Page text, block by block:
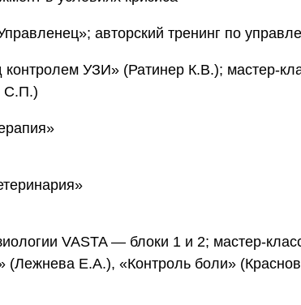
авторский тренинг по
УЗИ» (Ратинер К.В.); мастер-
С.П.)
VASTA — блоки 1 и 2; мастер-
(Лежнева Е.А.), «Контроль боли»